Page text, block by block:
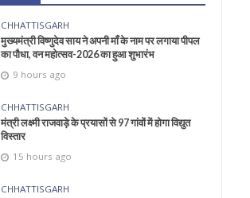
CHHATTISGARH
मुख्यमंत्री विष्णुदेव साय ने अपनी माँ के नाम पर लगाया पीपल
का पौधा, वन महोत्सव-2026 का हुआ शुभारंभ
9 hours ago
CHHATTISGARH
मंत्री लक्ष्मी राजवाड़े के प्रयासों से 97 गांवों में होगा विद्युत
विस्तार
15 hours ago
CHHATTISGARH